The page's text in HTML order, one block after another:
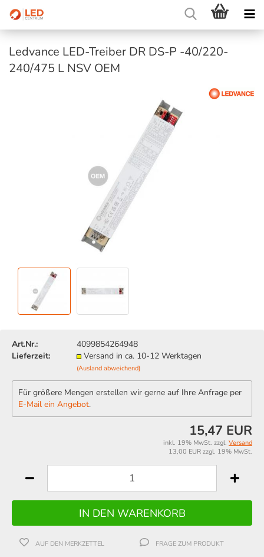
Ledvance LED-Treiber DR DS-P -40/220-
240/475 L NSV OEM
Art.Nr.:
4099854264948
Lieferzeit:
Versand in ca. 10-12 Werktagen
(Ausland abweichend)
Für größere Mengen erstellen wir gerne auf Ihre Anfrage per
E-Mail ein Angebot.
15,47 EUR
inkl. 19% MwSt. zzgl. Versand
13,00 EUR zzgl. 19% MwSt.
AUF DEN MERKZETTEL FRAGE ZUM PRODUKT